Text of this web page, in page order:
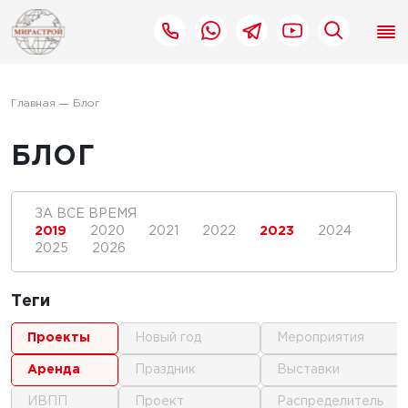
Главная Блог
БЛОГ
ЗА ВСЕ ВРЕМЯ
2019
2020 2021 2022 2023
2024
2025
2026
Теги
проекты
аренда
ИВПП
новый год
праздник
проект
мероприятия
выставки
распределитель